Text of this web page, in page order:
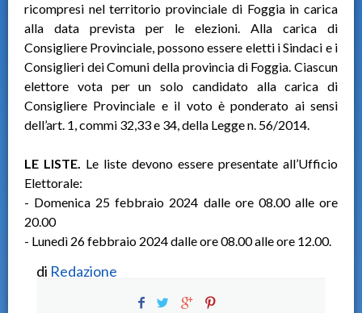
ricompresi nel territorio provinciale di Foggia in carica
alla data prevista per le elezioni. Alla carica di
Consigliere Provinciale, possono essere eletti i Sindaci e i
Consiglieri dei Comuni della provincia di Foggia. Ciascun
elettore vota per un solo candidato alla carica di
Consigliere Provinciale e il voto è ponderato ai sensi
dell’art. 1, commi 32,33 e 34, della Legge n. 56/2014.
LE LISTE. Le liste devono essere presentate all’Ufficio
Elettorale:
- Domenica 25 febbraio 2024 dalle ore 08.00 alle ore
20.00
- Lunedì 26 febbraio 2024 dalle ore 08.00 alle ore 12.00.
di Redazione